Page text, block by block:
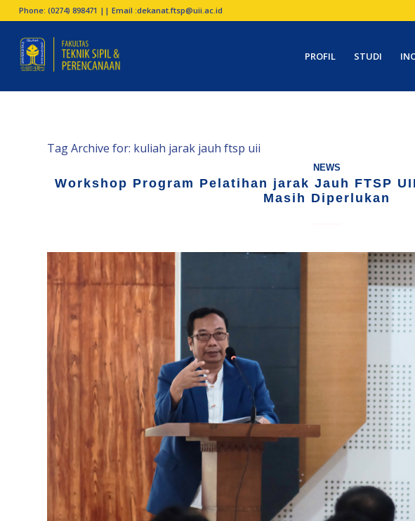
Phone: (0274) 898471 || Email :dekanat.ftsp@uii.ac.id
PROFIL STUDI
Tag Archive for: kuliah jarak jauh ftsp uii
NEWS
Workshop Program Pelatihan jarak Jauh FTSP
Masih Diperlukan